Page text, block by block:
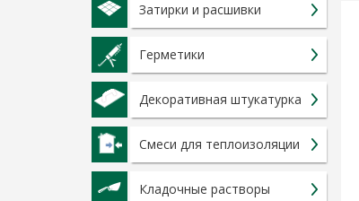
Затирки и расшивки
Герметики
Декоративная штукатурка
Смеси для теплоизоляции
Кладочные растворы